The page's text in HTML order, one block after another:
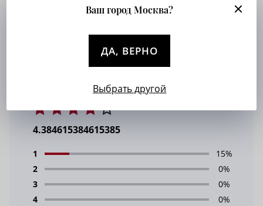
Вискоза 35%, полиэстер 60%, лайкра
4.384615384615385
1
15%
2
0%
3
0%
4
0%
Ваш город Москва?
ДА, ВЕРНО
Выбрать другой